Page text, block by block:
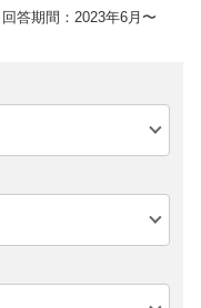
答期間：2023年6月〜